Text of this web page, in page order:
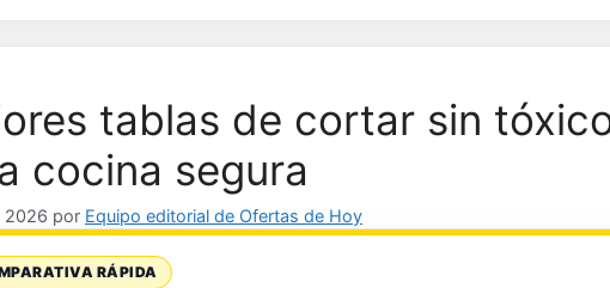
tablas de cortar sin
cocina segura
2026 por Equipo editorial de Ofertas de Hoy
RÁPIDA